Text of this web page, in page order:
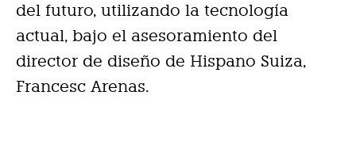
del futuro, utilizando la tecnología
actual, bajo el asesoramiento del
director de diseño de Hispano Suiza,
Francesc Arenas.